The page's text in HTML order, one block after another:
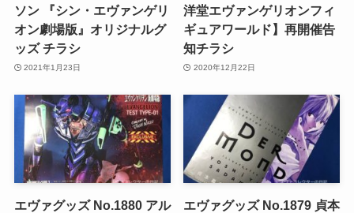
ソン 『シン・エヴァンゲリ
オン劇場版』オリジナルグ
ッズ チラシ
2021年1月23日
洋堂エヴァンゲリオンフィ
ギュアワールド】再開催告
知チラシ
2020年12月22日
エヴァグッズ No.1880 アル
エヴァグッズ No.1879 貞本